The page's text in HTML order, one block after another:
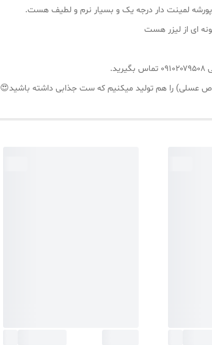
ای از لیزر هست
عسلی) را هم تولید میکنیم که ست جذابی داشته باشید😍